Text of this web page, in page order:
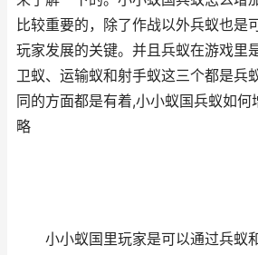
比较重要的，除了作战以外兵蚁也是
玩家发展的关键。并且兵蚁在游戏里
卫蚁、运输蚁和射手蚁这三个都是兵
同的方面都是有着,小小蚁国兵蚁如
略
小小蚁国里玩家是可以通过兵蚁